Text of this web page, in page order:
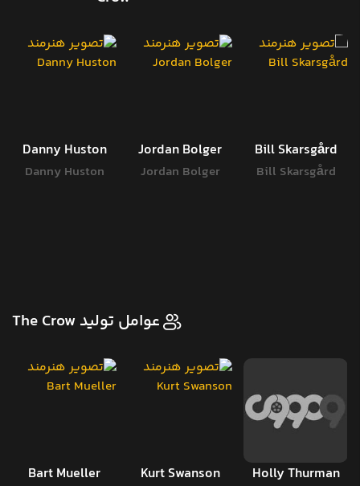
Bill Skarsgård
Bill Skarsgård
Jordan Bolger
Jordan Bolger
Danny Huston
Danny Huston
عوامل تولید The Crow
Holly Thurman
Kurt Swanson
Bart Mueller